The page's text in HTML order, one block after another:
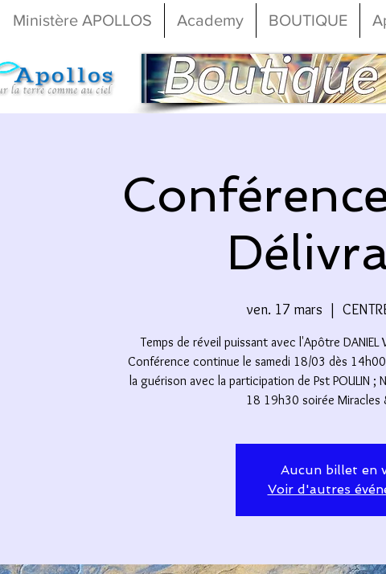
Ministère APOLLOS Academy BOUTIQUE
ven. 17 mars
  |
Temps de réveil puissant avec l'Apôtre DANIEL
Conférence continue le samedi 18/03 dès
la guérison avec la participation de Pst POULIN ;
18 19h30 soirée Miracles
Aucun billet en
Voir d'autres